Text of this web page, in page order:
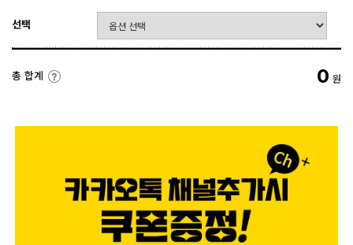
선택
총 합계 0 원